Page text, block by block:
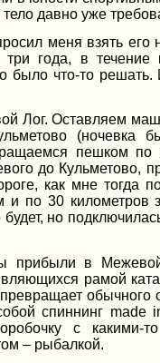
тело давно уже
меня взять его
года, в
было что-то
Лог. Оставляем
(ночевка
пешком по
до Кульметово,
как мне тогда
по 30 километров
но
прибыли в
рамой
обычного
спиннинг made
с какими-
– рыбалкой.